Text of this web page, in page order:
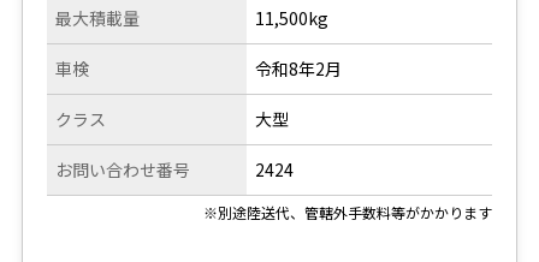
最大積載量
車検
クラス
お問い合わせ番号
11,500kg
令和8年2月
大型
2424
※別途陸送代、管轄外手数料等がかかります